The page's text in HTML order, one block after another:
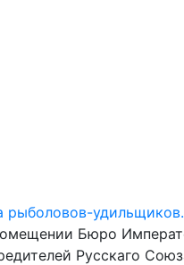
рыболовов-
Бюро
Русскаго